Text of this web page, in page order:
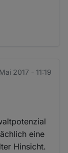
2017 - 11:19
eine
Hinsicht.